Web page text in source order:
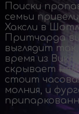
Поиски
семьи
Хаксли в
Притчарда
выглядит
время из
скрывает
стоит
молния, и